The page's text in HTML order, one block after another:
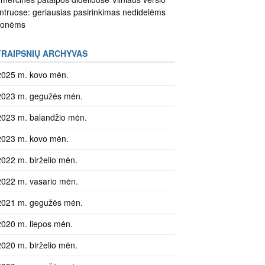
geriausias pasirinkimas nedidelėms
ARCHYVAS
m. kovo mėn.
m. gegužės mėn.
m. balandžio mėn.
m. kovo mėn.
m. birželio mėn.
m. vasario mėn.
m. gegužės mėn.
m. liepos mėn.
m. birželio mėn.